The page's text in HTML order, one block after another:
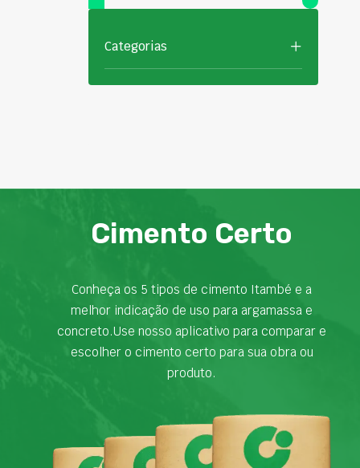
Categorias
Cimento Certo
Conheça os 5 tipos de cimento Itambé e a
melhor indicação de uso para argamassa e
concreto.Use nosso aplicativo para comparar e
escolher o cimento certo para sua obra ou
produto.